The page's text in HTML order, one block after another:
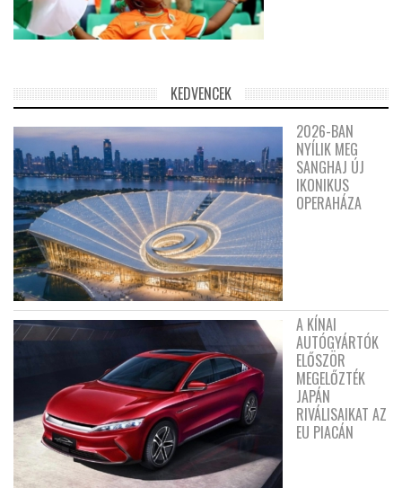
KEDVENCEK
2026-BAN
NYÍLIK MEG
SANGHAJ ÚJ
IKONIKUS
OPERAHÁZA
A KÍNAI
AUTÓGYÁRTÓK
ELŐSZÖR
MEGELŐZTÉK
JAPÁN
RIVÁLISAIKAT AZ
EU PIACÁN